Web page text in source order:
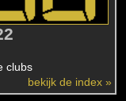
clubs
bekijk de index »